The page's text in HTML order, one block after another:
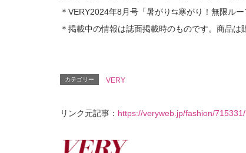
＊VERY2024年8月号「暑がり⇆寒がり！無限ルー
＊掲載中の情報は誌面掲載時のものです。商品は
カテゴリー VERY
リンク元記事： https://veryweb.jp/fashion/715331/